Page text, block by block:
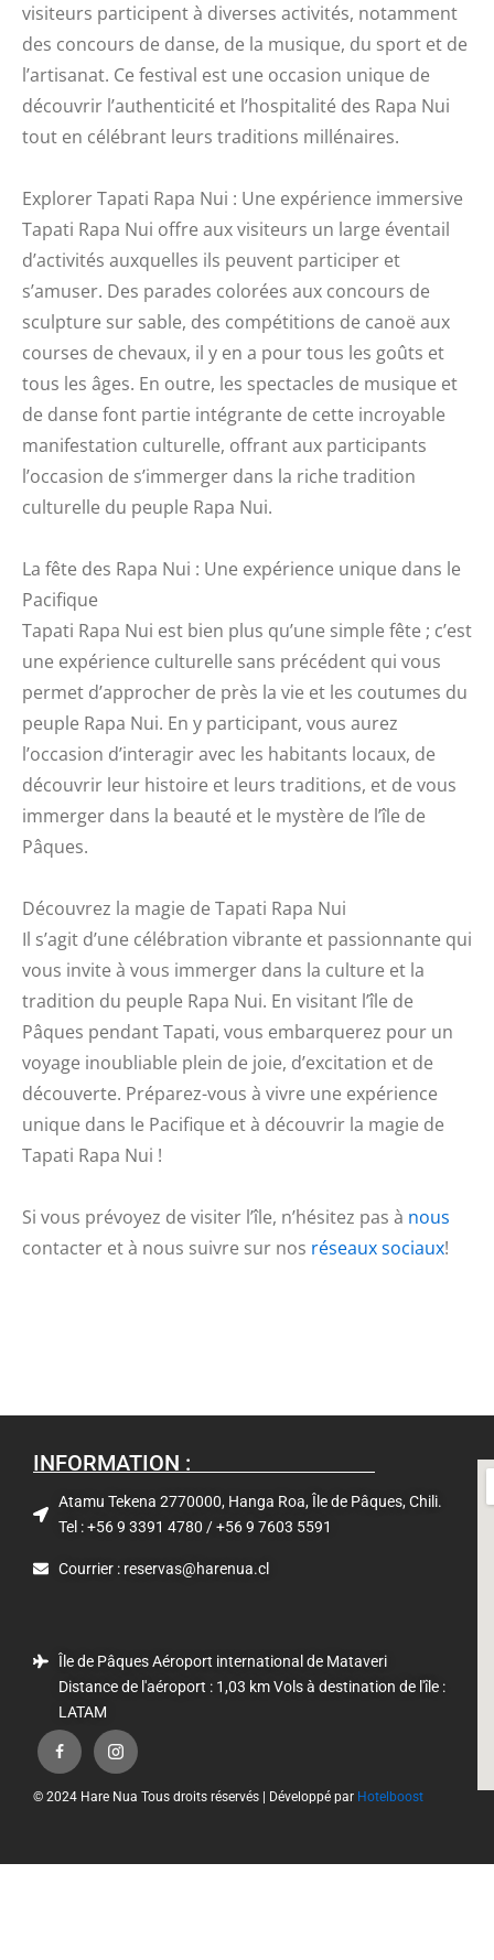
visiteurs participent à diverses activités, notamment
des concours de danse, de la musique, du sport et de
l’artisanat. Ce festival est une occasion unique de
découvrir l’authenticité et l’hospitalité des Rapa Nui
tout en célébrant leurs traditions millénaires.
Explorer Tapati Rapa Nui : Une expérience immersive
Tapati Rapa Nui offre aux visiteurs un large éventail
d’activités auxquelles ils peuvent participer et
s’amuser. Des parades colorées aux concours de
sculpture sur sable, des compétitions de canoë aux
courses de chevaux, il y en a pour tous les goûts et
tous les âges. En outre, les spectacles de musique et
de danse font partie intégrante de cette incroyable
manifestation culturelle, offrant aux participants
l’occasion de s’immerger dans la riche tradition
culturelle du peuple Rapa Nui.
La fête des Rapa Nui : Une expérience unique dans le
Pacifique
Tapati Rapa Nui est bien plus qu’une simple fête ; c’est
une expérience culturelle sans précédent qui vous
permet d’approcher de près la vie et les coutumes du
peuple Rapa Nui. En y participant, vous aurez
l’occasion d’interagir avec les habitants locaux, de
découvrir leur histoire et leurs traditions, et de vous
immerger dans la beauté et le mystère de l’île de
Pâques.
Découvrez la magie de Tapati Rapa Nui
Il s’agit d’une célébration vibrante et passionnante qui
vous invite à vous immerger dans la culture et la
tradition du peuple Rapa Nui. En visitant l’île de
Pâques pendant Tapati, vous embarquerez pour un
voyage inoubliable plein de joie, d’excitation et de
découverte. Préparez-vous à vivre une expérience
unique dans le Pacifique et à découvrir la magie de
Tapati Rapa Nui !
Si vous prévoyez de visiter l’île, n’hésitez pas à nous
contacter et à nous suivre sur nos réseaux sociaux!
INFORMATION :
Atamu Tekena 2770000, Hanga Roa, Île de Pâques, Chili.
Tel : +56 9 3391 4780 / +56 9 7603 5591
Courrier : reservas@harenua.cl
Île de Pâques Aéroport international de Mataveri
Distance de l'aéroport : 1,03 km Vols à destination de l'île :
LATAM
© 2024 Hare Nua Tous droits réservés | Développé par Hotelboost